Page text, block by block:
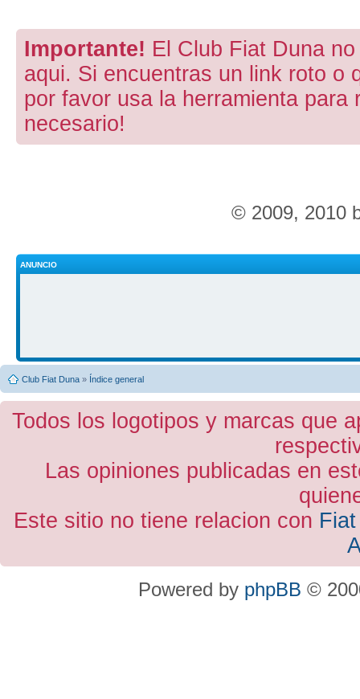
Importante! El Club Fiat Duna
aqui. Si encuentras un link roto o
por favor usa la herramienta
necesario!
© 2009, 2010
ANUNCIO
Club Fiat Duna » Índice general
Todos los logotipos y marcas que
Las opiniones publicadas en
Este sitio no tiene relacion con
Powered by phpBB ©